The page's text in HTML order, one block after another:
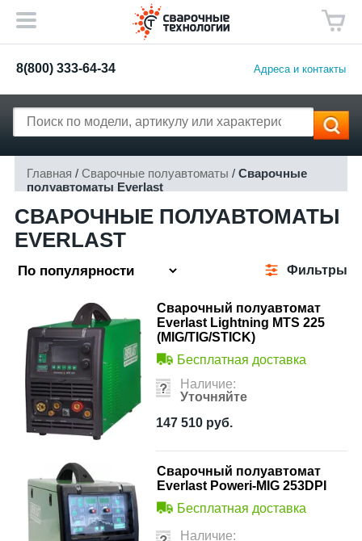
8(800) 333-64-34 Адреса и контакты
Главная / Сварочные полуавтоматы / Сварочные
полуавтоматы Everlast
СВАРОЧНЫЕ ПОЛУАВТОМАТЫ
EVERLAST
Фильтры
Сварочный полуавтомат
Everlast Lightning MTS 225
(MIG/TIG/STICK)
Бесплатная доставка
Наличие:
Уточняйте
147 510 руб.
Сварочный полуавтомат
Everlast Poweri-MIG 253DPI
Бесплатная доставка
Наличие: